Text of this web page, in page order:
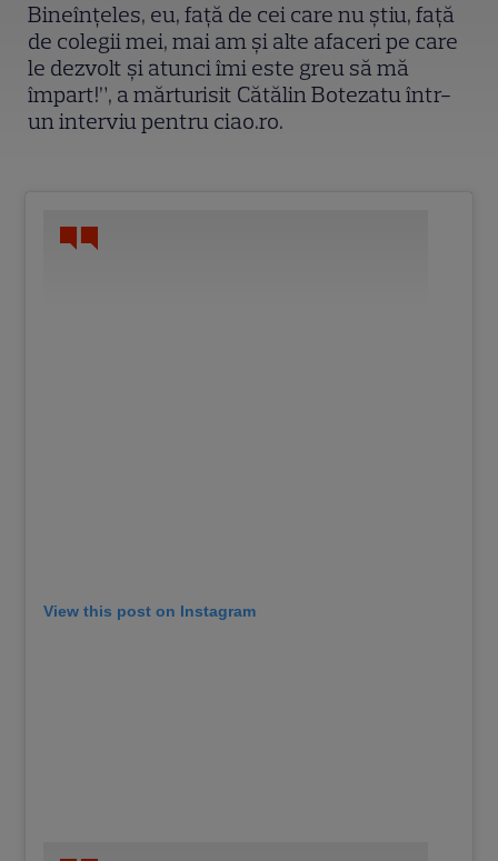
Bineînțeles, eu, față de cei care nu știu, față
de colegii mei, mai am și alte afaceri pe care
le dezvolt și atunci îmi este greu să mă
împart!”, a mărturisit Cătălin Botezatu într-
un interviu pentru ciao.ro.
View this post on Instagram